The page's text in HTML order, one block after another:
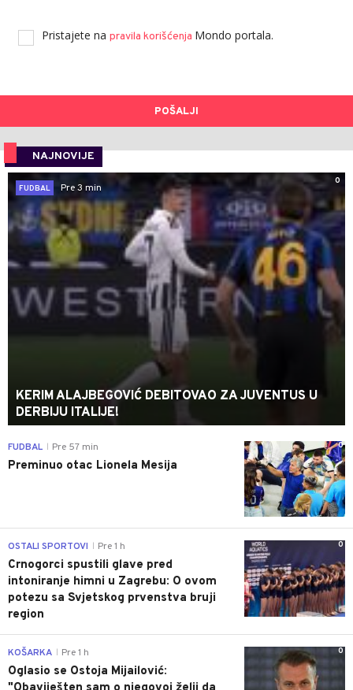
Pristajete na pravila korišćenja Mondo portala.
POŠALJI
NAJNOVIJE
0
FUDBAL
Pre 3 min
KERIM ALAJBEGOVIĆ DEBITOVAO ZA JUVENTUS U
DERBIJU ITALIJE!
0
FUDBAL Pre 57 min
Preminuo otac Lionela Mesija
0
OSTALI SPORTOVI Pre 1 h
Crnogorci spustili glave pred
intoniranje himni u Zagrebu: O ovom
potezu sa Svjetskog prvenstva bruji
region
0
KOŠARKA Pre 1 h
Oglasio se Ostoja Mijailović: